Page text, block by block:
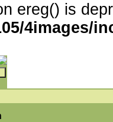
ereg() is
4images/